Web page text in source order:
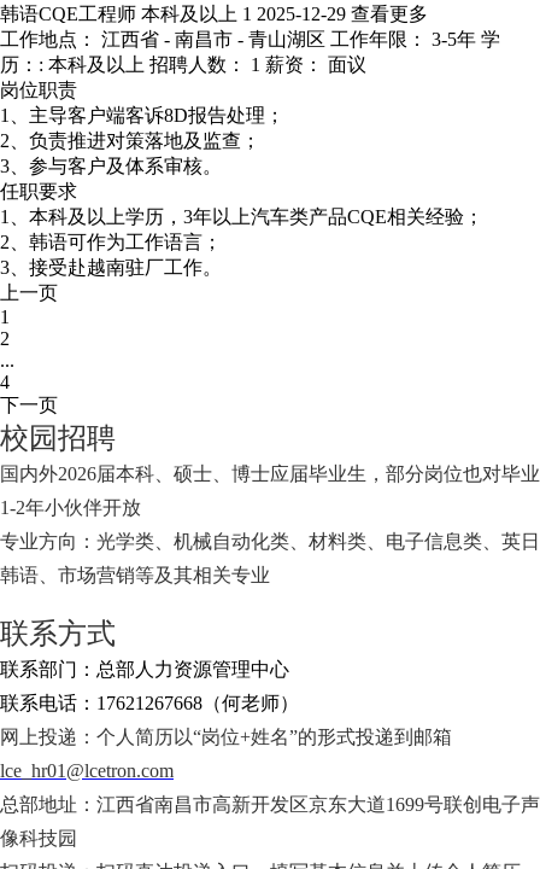
韩语CQE工程师 本科及以上 1 2025-12-29 查看更多
工作地点： 江西省 - 南昌市 - 青山湖区 工作年限： 3-5年 学
历：: 本科及以上 招聘人数： 1 薪资： 面议
岗位职责
1、主导客户端客诉8D报告处理；
2、负责推进对策落地及监查；
3、参与客户及体系审核。
任职要求
1、本科及以上学历，3年以上汽车类产品CQE相关经验；
2、韩语可作为工作语言；
3、接受赴越南驻厂工作。
上一页
1
2
...
4
下一页
校园招聘
国内外2026届本科、硕士、博士应届毕业生，部分岗位也对毕业
1-2年小伙伴开放
专业方向：光学类、机械自动化类、材料类、电子信息类、英日
韩语、市场营销等及其相关专业
联系方式
联系部门：总部人力资源管理中心
联系电话：17621267668（何老师）
网上投递：个人简历以“岗位+姓名”的形式投递到邮箱
lce_hr01@lcetron.com
总部地址：江西省南昌市高新开发区京东大道1699号联创电子声
像科技园